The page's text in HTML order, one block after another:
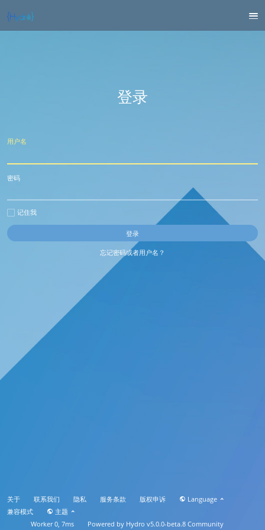
登录
用户名
密码
记住我
忘记密码或者用户名？
关于 联系我们 隐私 服务条款 版权申诉
Language
兼容模式
主题
Worker 0, 7ms
Powered by Hydro v5.0.0-beta.8 Community